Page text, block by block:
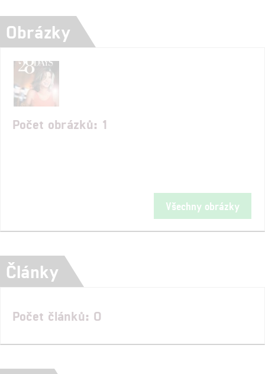
Obrázky
Počet obrázků: 1
Všechny obrázky
Články
Počet článků: 0